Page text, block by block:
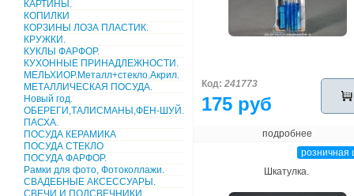
КАРТИНЫ.
КОПИЛКИ
КОРЗИНЫ ЛОЗА ПЛАСТИК.
КРУЖКИ.
КУКЛЫ ФАРФОР.
КУХОННЫЕ ПРИНАДЛЕЖНОСТИ.
МЕЛЬХИОР.Металл+стекло.Акрил.
МЕТАЛЛИЧЕСКАЯ ПОСУДА.
Новый год.
ОБЕРЕГИ,ТАЛИСМАНЫ,ФЕН-ШУЙ.
ПАСХА.
ПОСУДА КЕРАМИКА
ПОСУДА СТЕКЛО
ПОСУДА ФАРФОР.
Рамки для фото, Фотоколлажи.
СВАДЕБНЫЕ АКСЕССУАРЫ.
СВЕЧИ И ПОДСВЕЧНИКИ.
Код: 241773
175 руб
подробнее
розничная
Шкатулка.